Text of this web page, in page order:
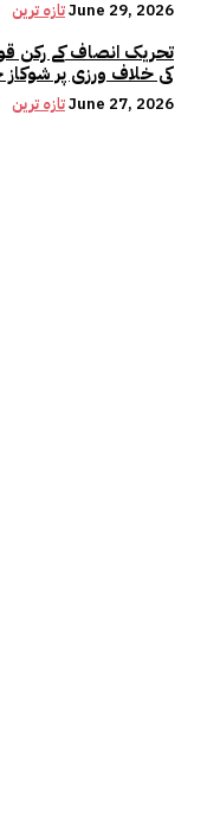
تازہ ترینJune 29, 2026
تحریک انصاف کے رکن
کی خلاف ورزی پر شوکاز
تازہ ترینJune 27, 2026